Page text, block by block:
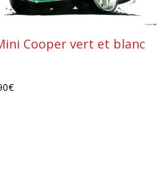
Cooper vert et blanc
€